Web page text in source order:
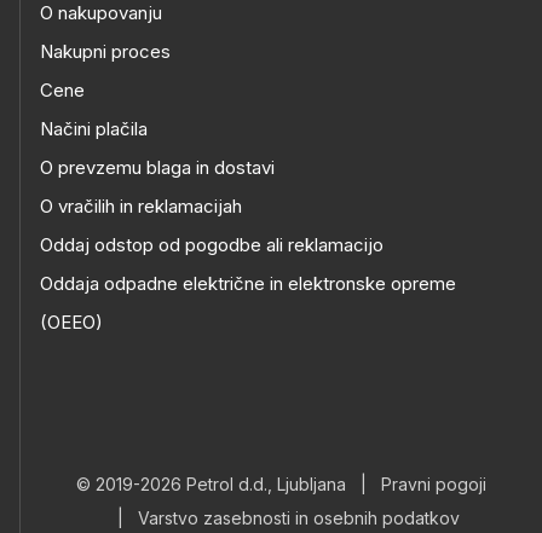
O nakupovanju
Nakupni proces
Cene
Načini plačila
O prevzemu blaga in dostavi
O vračilih in reklamacijah
Oddaj odstop od pogodbe ali reklamacijo
Oddaja odpadne električne in elektronske opreme
(OEEO)
© 2019-2026 Petrol d.d., Ljubljana
Pravni pogoji
Varstvo zasebnosti in osebnih podatkov